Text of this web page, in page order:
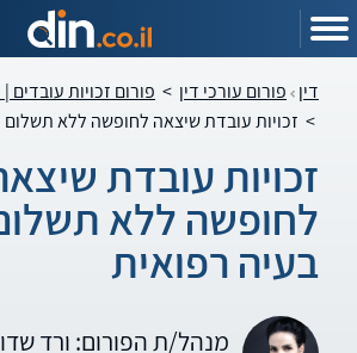
דין פורום עורכי דין > פורום זכויות
> זכויות עובדת שיצאה לחופשה ללא
זכויות עובדת
לחופשה ללא
בעיה רפואית
מנהל/ת הפורום: ורד